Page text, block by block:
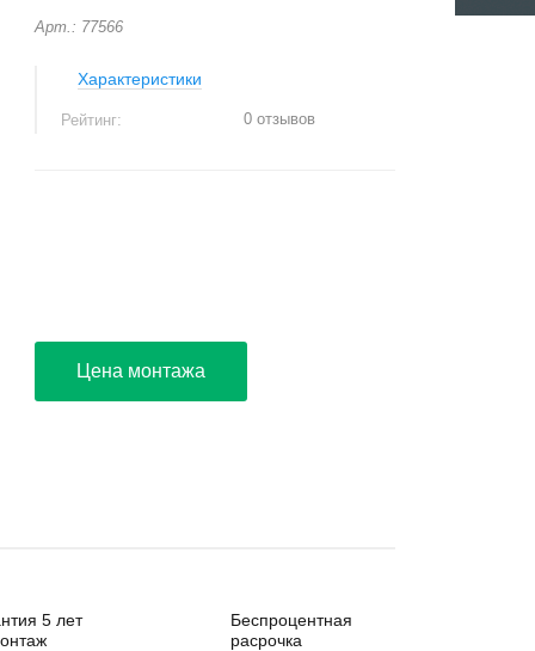
Арт.: 77566
Характеристики
Рейтинг: 0 отзывов
Цена монтажа
5 лет
Беспроцентная
расрочка